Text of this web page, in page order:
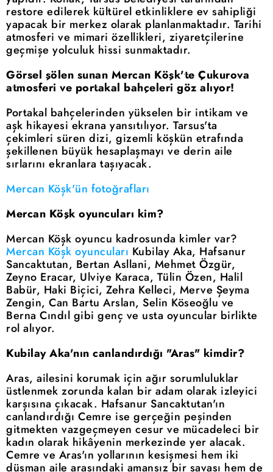
restore edilerek kültürel etkinliklere ev sahipliği
yapacak bir merkez olarak planlanmaktadır. Tarihi
atmosferi ve mimari özellikleri, ziyaretçilerine
geçmişe yolculuk hissi sunmaktadır.
Görsel şölen sunan Mercan Köşk'te Çukurova
atmosferi ve portakal bahçeleri göz alıyor!
Portakal bahçelerinden yükselen bir intikam ve
aşk hikayesi ekrana yansıtılıyor. Tarsus'ta
çekimleri süren dizi, gizemli köşkün etrafında
şekillenen büyük hesaplaşmayı ve derin aile
sırlarını ekranlara taşıyacak.
Mercan Köşk'ün fotoğrafları
Mercan Köşk oyuncuları kim?
Mercan Köşk oyuncu kadrosunda kimler var?
Mercan Köşk oyuncuları Kubilay Aka, Hafsanur
Sancaktutan, Bertan Asllani, Mehmet Özgür,
Zeyno Eracar, Ulviye Karaca, Tülin Özen, Halil
Babür, Haki Biçici, Zehra Kelleci, Merve Şeyma
Zengin, Can Bartu Arslan, Selin Köseoğlu ve
Berna Cındıl gibi genç ve usta oyuncular birlikte
rol alıyor.
Kubilay Aka'nın canlandırdığı "Aras" kimdir?
Aras, ailesini korumak için ağır sorumluluklar
üstlenmek zorunda kalan bir adam olarak izleyici
karşısına çıkacak. Hafsanur Sancaktutan'ın
canlandırdığı Cemre ise gerçeğin peşinden
gitmekten vazgeçmeyen cesur ve mücadeleci bir
kadın olarak hikâyenin merkezinde yer alacak.
Cemre ve Aras'ın yollarının kesişmesi hem iki
düşman aile arasındaki amansız bir savaşı hem de